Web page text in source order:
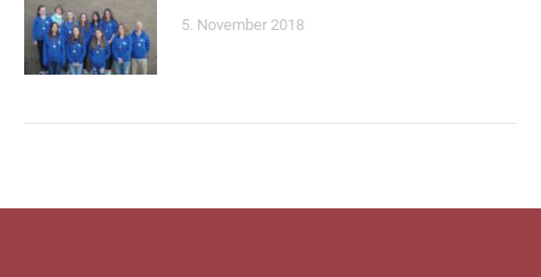
5. November 2018